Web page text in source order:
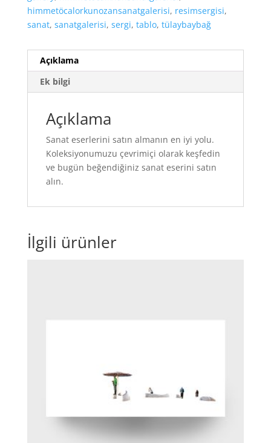
himmetöcalorkunozansanatgalerisi, resimsergisi,
sanat, sanatgalerisi, sergi, tablo, tülaybaybağ
Açıklama
Ek bilgi
Açıklama
Sanat eserlerini satın almanın en iyi yolu.
Koleksiyonumuzu çevrimiçi olarak keşfedin
ve bugün beğendiğiniz sanat eserini satın
alın.
İlgili ürünler